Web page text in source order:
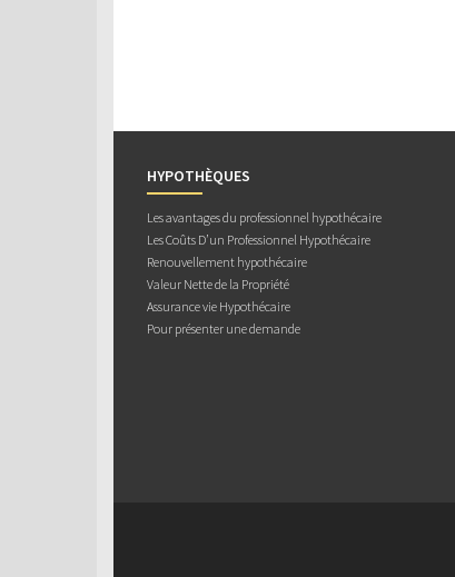
HYPOTHÈQUES
Les avantages du professionnel hypothécaire
Les Coûts D’un Professionnel Hypothécaire
Renouvellement hypothécaire
Valeur Nette de la Propriété
Assurance vie Hypothécaire
Pour présenter une demande